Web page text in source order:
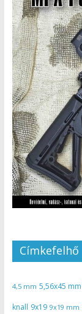
Címkefelhő
4,5 mm 5,56x45 mm
knall 9x19 9x19 mm